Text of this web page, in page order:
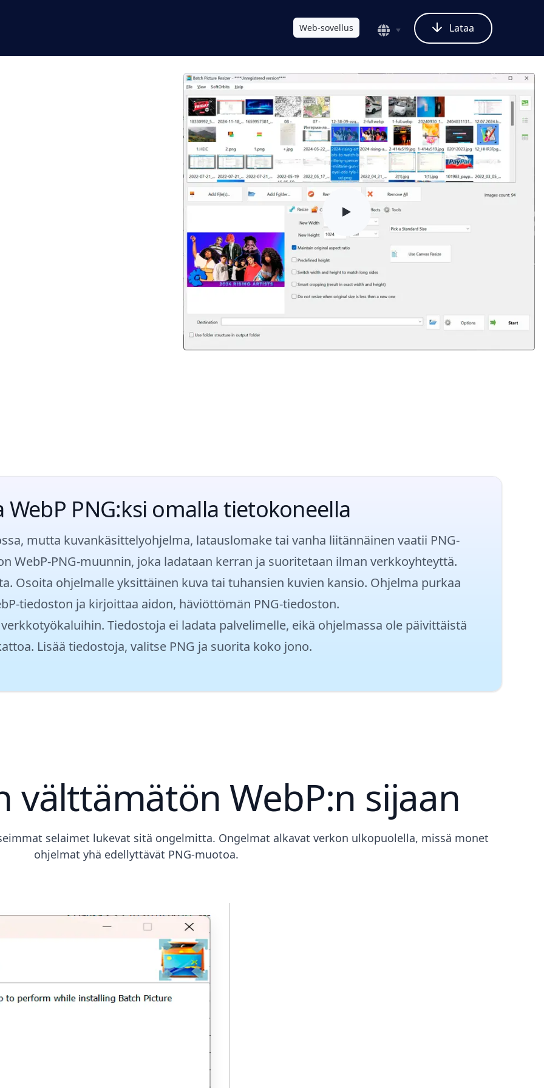
Lataa
Web-sovellus
WebP PNG:ksi omalla tietokoneella
mutta kuvankäsittelyohjelma, latauslomake tai vanha liitännäinen vaatii PNG-
WebP-PNG-muunnin, joka ladataan kerran ja suoritetaan ilman verkkoyhteyttä.
Osoita ohjelmalle yksittäinen kuva tai tuhansien kuvien kansio. Ohjelma purkaa
tiedoston ja kirjoittaa aidon, häviöttömän PNG-tiedoston.
Tiedostoja ei ladata palvelimelle, eikä ohjelmassa ole päivittäistä
Lisää tiedostoja, valitse PNG ja suorita koko jono.
välttämätön WebP:n sijaan
selaimet lukevat sitä ongelmitta. Ongelmat alkavat verkon ulkopuolella, missä monet
ohjelmat yhä edellyttävät PNG-muotoa.